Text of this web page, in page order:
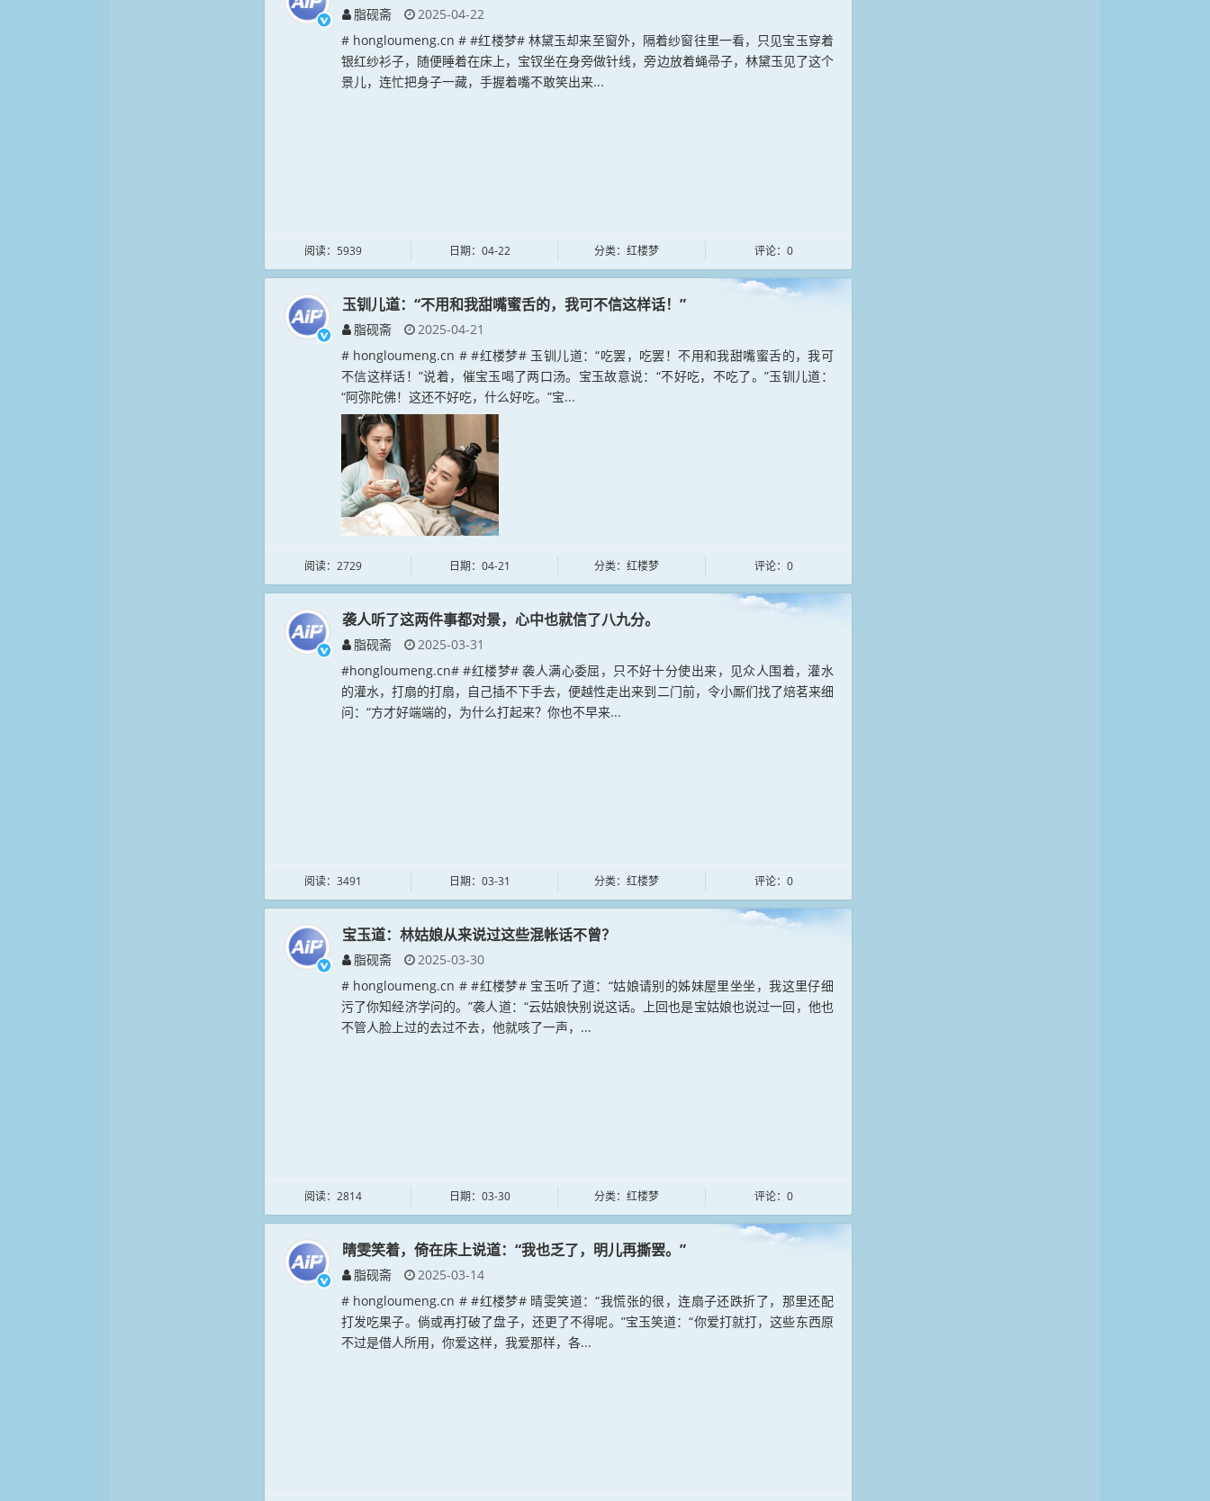
脂砚斋
2025-04-22
# hongloumeng.cn # #红楼梦# 林黛玉却来至窗外，隔着纱窗往里一看，只见宝玉穿着
银红纱衫子，随便睡着在床上，宝钗坐在身旁做针线，旁边放着蝇帚子，林黛玉见了这个
景儿，连忙把身子一藏，手握着嘴不敢笑出来...
阅读：5939 日期：04-22 分类：红楼梦 评论：0
玉钏儿道：“不用和我甜嘴蜜舌的，我可不信这样话！”
脂砚斋
2025-04-21
# hongloumeng.cn # #红楼梦# 玉钏儿道：“吃罢，吃罢！不用和我甜嘴蜜舌的，我可
不信这样话！”说着，催宝玉喝了两口汤。宝玉故意说：“不好吃，不吃了。”玉钏儿道：
“阿弥陀佛！这还不好吃，什么好吃。”宝...
阅读：2729 日期：04-21 分类：红楼梦 评论：0
袭人听了这两件事都对景，心中也就信了八九分。
脂砚斋
2025-03-31
#hongloumeng.cn# #红楼梦# 袭人满心委屈，只不好十分使出来，见众人围着，灌水
的灌水，打扇的打扇，自己插不下手去，便越性走出来到二门前，令小厮们找了焙茗来细
问：“方才好端端的，为什么打起来？你也不早来...
阅读：3491 日期：03-31 分类：红楼梦 评论：0
宝玉道：林姑娘从来说过这些混帐话不曾？
脂砚斋
2025-03-30
# hongloumeng.cn # #红楼梦# 宝玉听了道：“姑娘请别的姊妹屋里坐坐，我这里仔细
污了你知经济学问的。”袭人道：“云姑娘快别说这话。上回也是宝姑娘也说过一回，他也
不管人脸上过的去过不去，他就咳了一声，...
阅读：2814 日期：03-30 分类：红楼梦 评论：0
晴雯笑着，倚在床上说道：“我也乏了，明儿再撕罢。”
脂砚斋
2025-03-14
# hongloumeng.cn # #红楼梦# 晴雯笑道：“我慌张的很，连扇子还跌折了，那里还配
打发吃果子。倘或再打破了盘子，还更了不得呢。”宝玉笑道：“你爱打就打，这些东西原
不过是借人所用，你爱这样，我爱那样，各...